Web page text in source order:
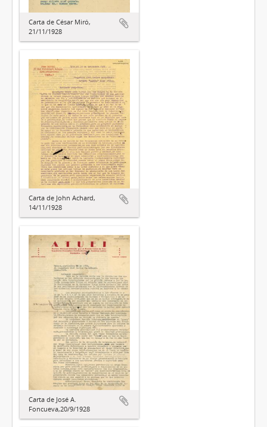
Carta de César Miró,
21/11/1928
Carta de John Achard,
14/11/1928
Carta de José A.
Foncueva,20/9/1928